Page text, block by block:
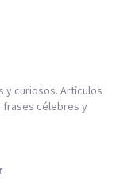
y curiosos. Artículos
frases célebres y